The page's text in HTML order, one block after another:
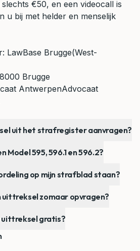
€50, en een videocall is
u bij met helder en menselijk
LawBase Brugge(West-
Brugge
AntwerpenAdvocaat
uit het strafregister aanvragen?
Model 595, 596.1 en 596.2?
op mijn strafblad staan?
uittreksel zomaar opvragen?
uittreksel gratis?